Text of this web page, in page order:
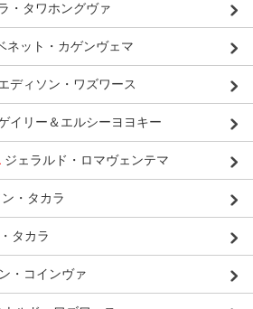
・タワホングヴァ
ネット・カゲンヴェマ
ディソン・ワズワース
イリー＆エルシーヨヨキー
ジェラルド・ロマヴェンテマ
・タカラ
タカラ
・コインヴァ